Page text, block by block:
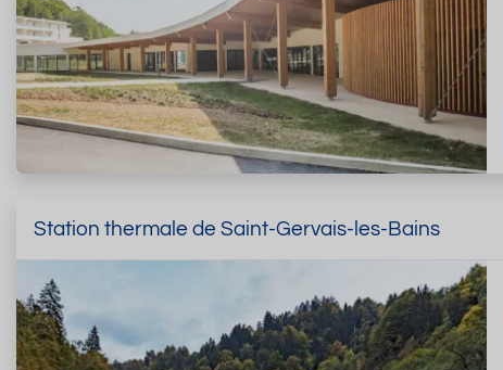
Station thermale de Saint-Gervais-les-Bains